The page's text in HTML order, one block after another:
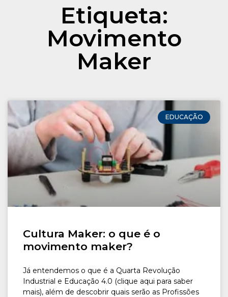
DESCONTOS
Seja um
POLO EAD
Etiqueta:
Movimento
Maker
EDUCAÇÃO
Cultura Maker: o que é o
movimento maker?
Já entendemos o que é a Quarta Revolução
Industrial e Educação 4.0 (clique aqui para saber
mais), além de descobrir quais serão as Profissões